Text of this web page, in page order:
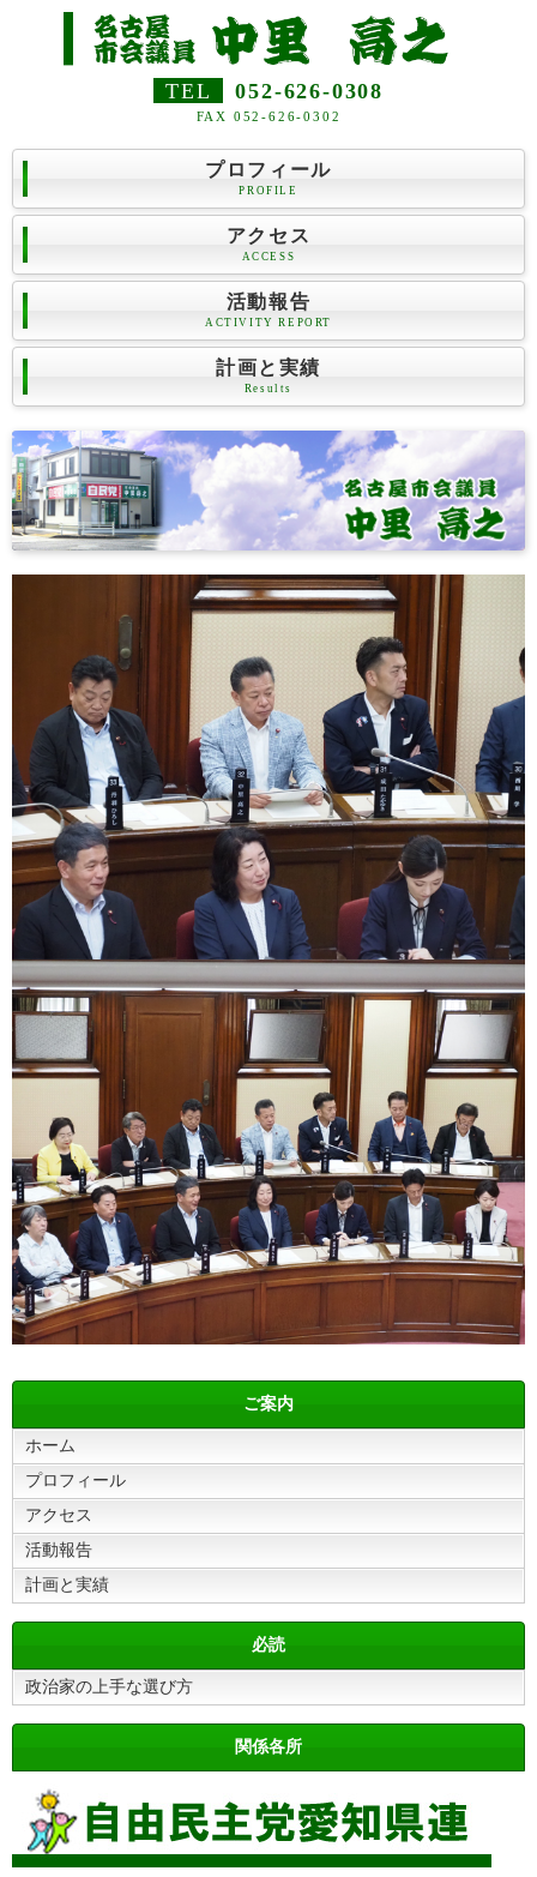
TEL 052-626-0308
FAX 052-626-0302
プロフィール
PROFILE
アクセス
ACCESS
活動報告
ACTIVITY REPORT
計画と実績
Results
ご案内
ホーム
プロフィール
アクセス
活動報告
計画と実績
必読
政治家の上手な選び方
関係各所